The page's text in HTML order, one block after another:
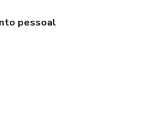
pessoal